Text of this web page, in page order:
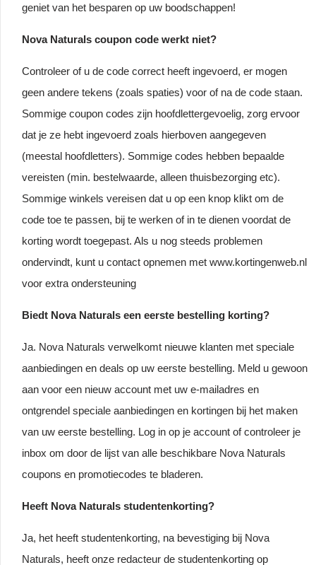
geniet van het besparen op uw boodschappen!
Nova Naturals coupon code werkt niet?
Controleer of u de code correct heeft ingevoerd, er mogen
geen andere tekens (zoals spaties) voor of na de code staan.
Sommige coupon codes zijn hoofdlettergevoelig, zorg ervoor
dat je ze hebt ingevoerd zoals hierboven aangegeven
(meestal hoofdletters). Sommige codes hebben bepaalde
vereisten (min. bestelwaarde, alleen thuisbezorging etc).
Sommige winkels vereisen dat u op een knop klikt om de
code toe te passen, bij te werken of in te dienen voordat de
korting wordt toegepast. Als u nog steeds problemen
ondervindt, kunt u contact opnemen met www.kortingenweb.nl
voor extra ondersteuning
Biedt Nova Naturals een eerste bestelling korting?
Ja. Nova Naturals verwelkomt nieuwe klanten met speciale
aanbiedingen en deals op uw eerste bestelling. Meld u gewoon
aan voor een nieuw account met uw e-mailadres en
ontgrendel speciale aanbiedingen en kortingen bij het maken
van uw eerste bestelling. Log in op je account of controleer je
inbox om door de lijst van alle beschikbare Nova Naturals
coupons en promotiecodes te bladeren.
Heeft Nova Naturals studentenkorting?
Ja, het heeft studentenkorting, na bevestiging bij Nova
Naturals, heeft onze redacteur de studentenkorting op